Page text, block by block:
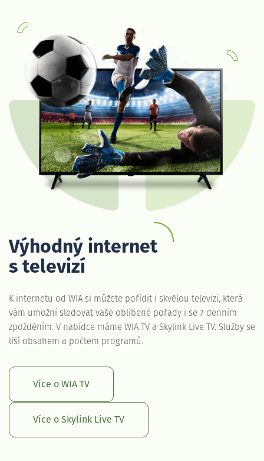
Výhodný internet
s televizí
K internetu od WIA si můžete pořídit i skvělou televizi, která
vám umožní sledovat vaše oblíbené pořady i se 7 denním
zpožděním. V nabídce máme WIA TV a Skylink Live TV. Služby se
liší obsahem a počtem programů.
Více o WIA TV
Více o Skylink Live TV